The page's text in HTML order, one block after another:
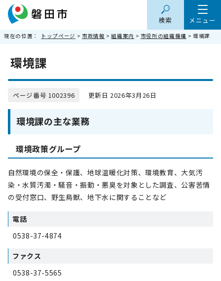
メニュー
検索
現在の位置： トップページ > 市政情報 >組織案内 > 市役所の組織機構 > 環境課
環境課
ページ番号 1002396 更新日 2026年3月26日
環境課の主な業務
環境政策グループ
自然環境の保全・保護、地球温暖化対策、環境教育、大気汚
染・水質汚濁・騒音・振動・悪臭を対象とした調査、公害苦情
の受付窓口、野生鳥獣、地下水に関することなど
電話
0538-37-4874
ファクス
0538-37-5565